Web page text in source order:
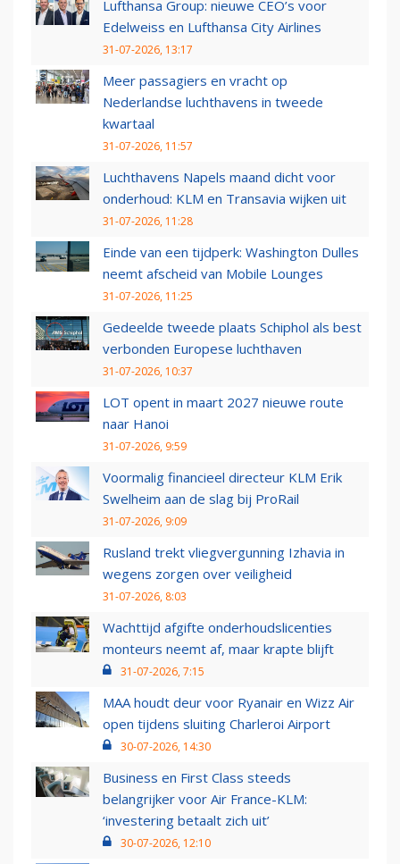
Lufthansa Group: nieuwe CEO’s voor
Edelweiss en Lufthansa City Airlines
31-07-2026, 13:17
Meer passagiers en vracht op
Nederlandse luchthavens in tweede
kwartaal
31-07-2026, 11:57
Luchthavens Napels maand dicht voor
onderhoud: KLM en Transavia wijken uit
31-07-2026, 11:28
Einde van een tijdperk: Washington Dulles
neemt afscheid van Mobile Lounges
31-07-2026, 11:25
Gedeelde tweede plaats Schiphol als best
verbonden Europese luchthaven
31-07-2026, 10:37
LOT opent in maart 2027 nieuwe route
naar Hanoi
31-07-2026, 9:59
Voormalig financieel directeur KLM Erik
Swelheim aan de slag bij ProRail
31-07-2026, 9:09
Rusland trekt vliegvergunning Izhavia in
wegens zorgen over veiligheid
31-07-2026, 8:03
Wachttijd afgifte onderhoudslicenties
monteurs neemt af, maar krapte blijft
31-07-2026, 7:15
MAA houdt deur voor Ryanair en Wizz Air
open tijdens sluiting Charleroi Airport
30-07-2026, 14:30
Business en First Class steeds
belangrijker voor Air France-KLM:
‘investering betaalt zich uit’
30-07-2026, 12:10